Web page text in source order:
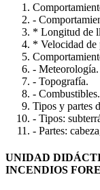
-
* Longitud de
* Velocidad de
- Meteorología.
- Topografía.
- Combustibles.
Tipos y partes
- Tipos:
- Partes:
UNIDAD
INCENDIOS